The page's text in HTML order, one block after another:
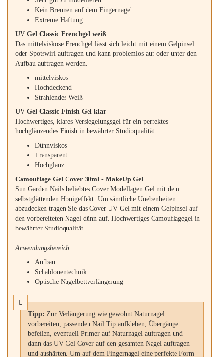
Kein Brennen auf dem Fingernagel
Extreme Haftung
UV Gel Classic Frenchgel weiß
Das mittelviskose Frenchgel lässt sich leicht mit einem Gelpinsel
oder Spotswirl auftragen und kann problemlos auf oder unter den
Aufbau auftragen werden.
mittelviskos
Hochdeckend
Strahlendes Weiß
UV Gel Classic Finish Gel klar
Hochwertiges, klares Versiegelungsgel für ein perfektes
hochglänzendes Finish in bewährter Studioqualität.
Dünnviskos
Transparent
Hochglanz
Camouflage Gel Cover 30ml - MakeUp Gel
Sun Garden Nails beliebtes Cover Modellagen Gel mit dem
selbstglättenden Honigeffekt. Um sämtliche Unebenheiten
abzudecken tragen Sie das Cover UV Gel mit einem Gelpinsel auf
den vorbereiteten Nagel dünn auf. Hochwertiges Camouflagegel in
bewährter Studioqualität.
Anwendungsbereich:
Aufbau
Schablonentechnik
Optische Nagelbettverlängerung
Tipp: Zur Verlängerung wie gewohnt Naturnagel
vorbereiten, passenden Nail Tip aufkleben, Übergänge
befeilen, eventuell Primer auf Naturnagel auftragen und
dann das UV Gel Cover auf den gesamten Nagel auftragen
und aushärten. Um auf dem Fingernagel eine perfekte Form